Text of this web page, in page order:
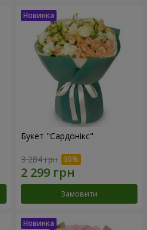
Букет "Сардонікс"
3 284 грн
Замовити